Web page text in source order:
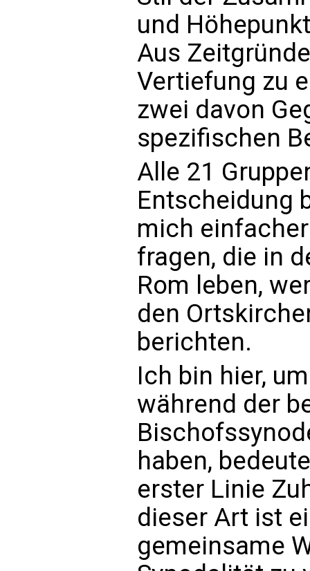
und
Aus
Vertiefung zu
zwei davon
spezifischen
Alle 21
Entscheidung
mich
fragen, die in
Rom leben,
den
berichten.
Ich bin hier,
während der
haben,
erster Linie
dieser Art ist
gemeinsame